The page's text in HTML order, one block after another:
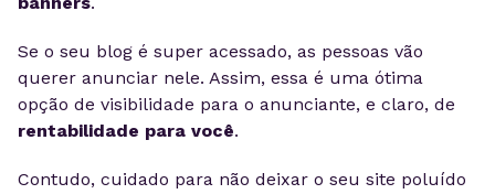
Se o seu blog é super acessado, as pessoas vão
querer anunciar nele. Assim, essa é uma ótima
opção de visibilidade para o anunciante, e claro, de
rentabilidade para você.
Contudo, cuidado para não deixar o seu site poluído